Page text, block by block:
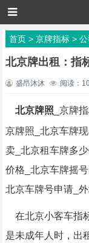
首页> 京牌指标>
北京牌出租：指
盛昂沐沐 阅读：
北京牌照 _京牌
京牌照_北京车牌
卖_北京租车牌多
价格_北京车牌摇
北京车牌号申请_
在北京小客车指
是未成年人时，出